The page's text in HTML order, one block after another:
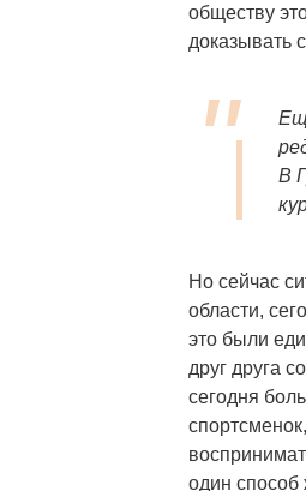
обществу
доказывать
В
Но сейчас
области,
это были
друг друга
сегодня
один способ